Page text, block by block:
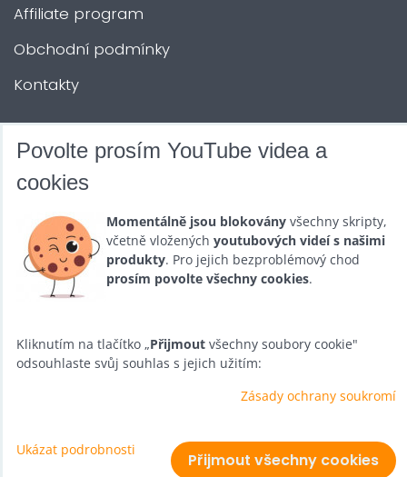
Affiliate program
Obchodní podmínky
Kontakty
DALŠÍ SLUŽBY
Půjčovna
Promotéři
Kurzy a setkání
Velkoobchod
Nabídka práce
Předvolby soukromí
Zásady ochrany soukromí
Povolte prosím YouTube videa a
cookies
Momentálně jsou blokovány všechny skripty,
včetně vložených youtubových videí s našimi
produkty. Pro jejich bezproblémový chod
prosím povolte všechny cookies.
Kliknutím na tlačítko „Přijmout všechny soubory cookie"
odsouhlaste svůj souhlas s jejich užitím:
Zásady ochrany soukromí
Ukázat podrobnosti
Přijmout všechny cookies